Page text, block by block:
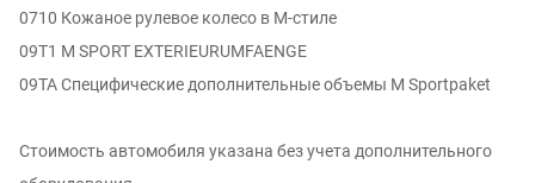
0710 Кожаное рулевое колесо в M-стиле
09T1 M SPORT EXTERIEURUMFAENGE
09TA Специфические дополнительные объемы M Sportpaket
Стоимость автомобиля указана без учета дополнительного